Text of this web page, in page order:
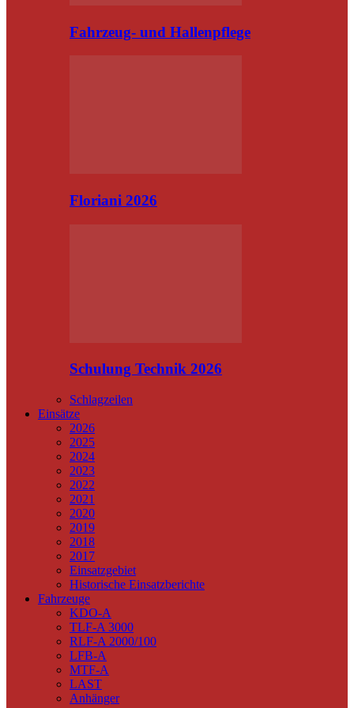
Fahrzeug- und Hallenpflege
Floriani 2026
Schulung Technik 2026
Schlagzeilen
Einsätze
2026
2025
2024
2023
2022
2021
2020
2019
2018
2017
Einsatzgebiet
Historische Einsatzberichte
Fahrzeuge
KDO-A
TLF-A 3000
RLF-A 2000/100
LFB-A
MTF-A
LAST
Anhänger